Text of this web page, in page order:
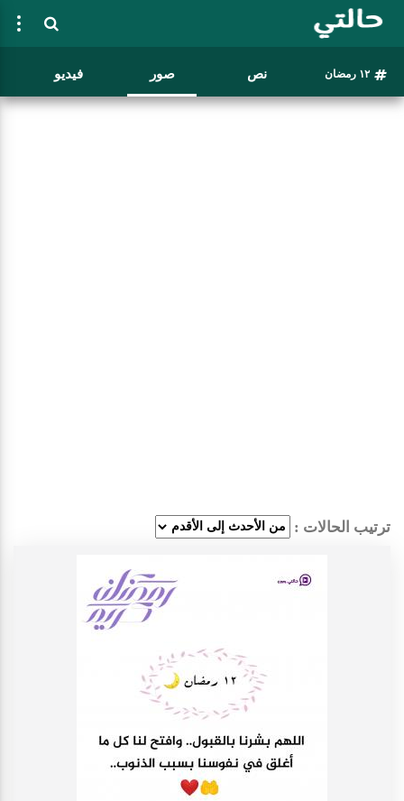
١٢ رمضان نص صور فيديو
ترتيب الحالات :